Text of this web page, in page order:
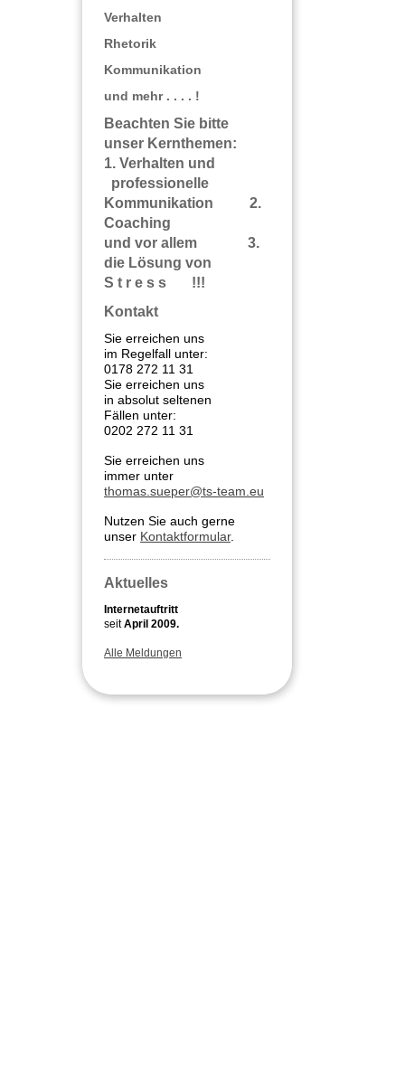
Verhalten
Rhetorik
Kommunikation
und mehr . . . . !
Beachten Sie bitte
unser Kernthemen:
1. Verhalten und
professionelle
Kommunikation 2.
Coaching
und vor allem 3.
die Lösung von
S t r e s s !!!
Kontakt
Sie erreichen uns
im Regelfall unter:
0178 272 11 31
Sie erreichen uns
in absolut seltenen
Fällen unter:
0202 272 11 31
Sie erreichen uns
immer unter
thomas.sueper@ts-team.eu
Nutzen Sie auch gerne
unser Kontaktformular.
Aktuelles
Internetauftritt
seitApril 2009.
Alle Meldungen